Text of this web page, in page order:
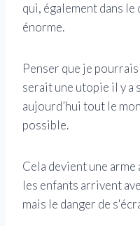
qui, également dans
énorme.
Penser que je
serait une utopie il y a
aujourd’hui tout le
possible.
Cela devient une
les enfants arrivent
mais le danger de